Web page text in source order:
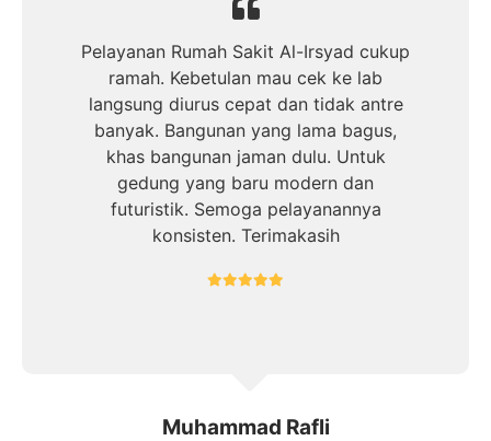
Pelayanan Rumah Sakit Al-Irsyad cukup
ramah. Kebetulan mau cek ke lab
langsung diurus cepat dan tidak antre
banyak. Bangunan yang lama bagus,
khas bangunan jaman dulu. Untuk
gedung yang baru modern dan
futuristik. Semoga pelayanannya
konsisten. Terimakasih
Muhammad Rafli